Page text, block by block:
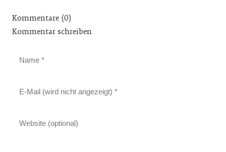
Kommentare (0)
Kommentar schreiben